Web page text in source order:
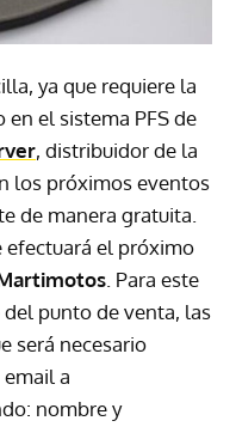
ya que requiere la
el sistema PFS de
, distribuidor de la
los próximos eventos
de manera gratuita.
efectuará el próximo
. Para este
punto de venta, las
será necesario
a
nombre y